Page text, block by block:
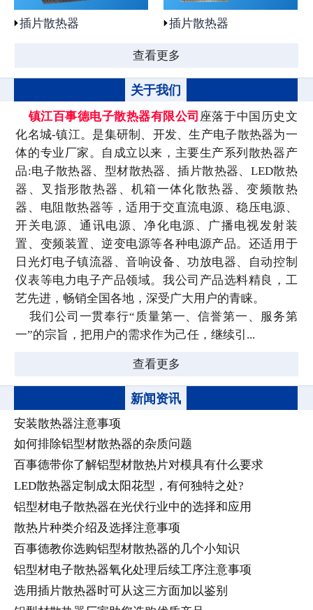
插片散热器 插片散热器
查看更多
关于我们
镇江百事德电子散热器有限公司 座落于中国历史文
化名城-镇江。是集研制、开发、生产电子散热器为一
体的专业厂家。自成立以来，主要生产系列散热器产
品:电子散热器、型材散热器、插片散热器、LED散热
器、叉指形散热器、机箱一体化散热器、变频散热
器、电阻散热器等，适用于交直流电源、稳压电源、
开关电源、通讯电源、净化电源、广播电视发射装
置、变频装置、逆变电源等各种电源产品。还适用于
日光灯电子镇流器、音响设备、功放电器、自动控制
仪表等电力电子产品领域。我公司产品选料精良，工
艺先进，畅销全国各地，深受广大用户的青睐。
我们公司一贯奉行“质量第一、信誉第一、服务第
一”的宗旨，把用户的需求作为己任，继续引...
查看更多
新闻资讯
安装散热器注意事项
如何排除铝型材散热器的杂质问题
百事德带你了解铝型材散热片对模具有什么要求
LED散热器定制成太阳花型，有何独特之处?
铝型材电子散热器在光伏行业中的选择和应用
散热片种类介绍及选择注意事项
百事德教你选购铝型材散热器的几个小知识
铝型材电子散热器氧化处理后续工序注意事项
选用插片散热器时可从这三方面加以鉴别